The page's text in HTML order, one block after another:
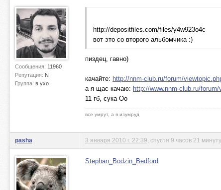
Сообщения: 11960
Репутация: N
Группа: в ухо
http://depositfiles.com/files/y4w923o4c
вот это со второго альбомчика :)
пиздец, гавно)
качайте: http://nnm-club.ru/forum/
а я щас качаю: http://www.nnm-club.ru/
11 гб, сука Оо
все умрут, а я изумруд
pasha 3 января 2010 г. 22:39 , спустя 9 часов 21
Stephan_Bodzin_Bedford